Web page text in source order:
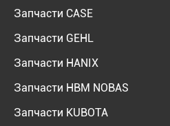
Запчасти CASE
Запчасти GEHL
Запчасти HANIX
Запчасти HBM NOBAS
Запчасти KUBOTA